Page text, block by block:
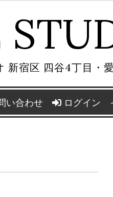
新宿区 四谷4丁目・
い合わせ ログイン